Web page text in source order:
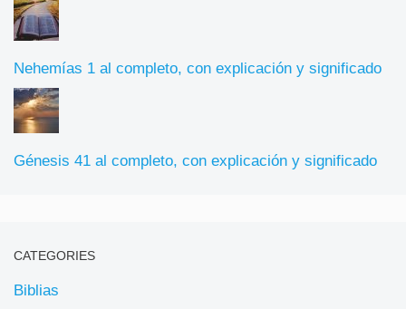
Nehemías 1 al completo, con explicación y significado
Génesis 41 al completo, con explicación y significado
CATEGORIES
Biblias